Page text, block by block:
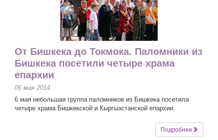
От Бишкека до Токмока. Паломники из
Бишкека посетили четыре храма
епархии
06 мая 2014
6 мая небольшая группа паломников из Бишкека посетила
четыре храма Бишкекской и Кыргызстанской епархии.
Подробнее